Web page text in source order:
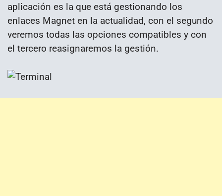
aplicación es la que está gestionando los
enlaces Magnet en la actualidad, con el segundo
veremos todas las opciones compatibles y con
el tercero reasignaremos la gestión.